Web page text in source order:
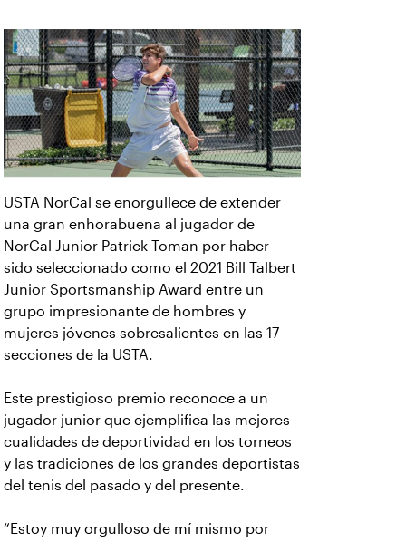
USTA NorCal se enorgullece de extender
una gran enhorabuena al jugador de
NorCal Junior Patrick Toman por haber
sido seleccionado como el 2021 Bill Talbert
Junior Sportsmanship Award entre un
grupo impresionante de hombres y
mujeres jóvenes sobresalientes en las 17
secciones de la USTA.
Este prestigioso premio reconoce a un
jugador junior que ejemplifica las mejores
cualidades de deportividad en los torneos
y las tradiciones de los grandes deportistas
del tenis del pasado y del presente.
“Estoy muy orgulloso de mí mismo por